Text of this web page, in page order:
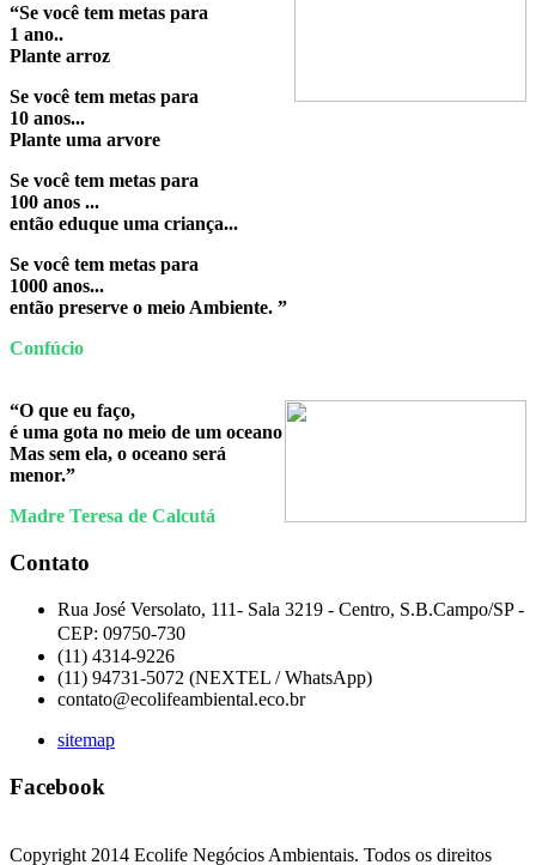
“Se você tem metas para
1 ano..
Plante arroz
Se você tem metas para
10 anos...
Plante uma arvore
Se você tem metas para
100 anos ...
então eduque uma criança...
Se você tem metas para
1000 anos...
então preserve o meio Ambiente. ”
Confúcio
“O que eu faço,
é uma gota no meio de um oceano
Mas sem ela, o oceano será
menor.”
Madre Teresa de Calcutá
Contato
Rua José Versolato, 111- Sala 3219 - Centro, S.B.Campo/SP -
CEP: 09750-730
(11) 4314-9226
(11) 94731-5072 (NEXTEL / WhatsApp)
contato@ecolifeambiental.eco.br
sitemap
Facebook
Copyright 2014 Ecolife Negócios Ambientais. Todos os direitos